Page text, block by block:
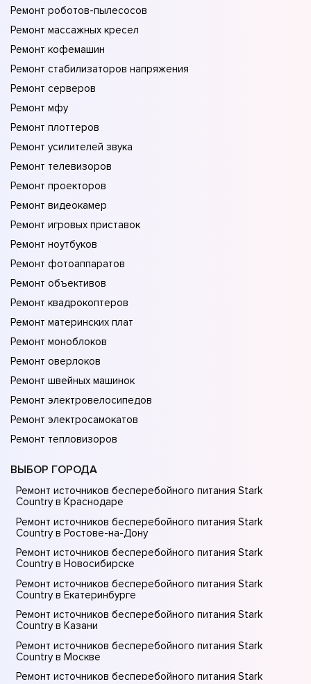
Ремонт роботов-пылесосов
Ремонт массажных кресел
Ремонт кофемашин
Ремонт стабилизаторов напряжения
Ремонт серверов
Ремонт мфу
Ремонт плоттеров
Ремонт усилителей звука
Ремонт телевизоров
Ремонт проекторов
Ремонт видеокамер
Ремонт игровых приставок
Ремонт ноутбуков
Ремонт фотоаппаратов
Ремонт объективов
Ремонт квадрокоптеров
Ремонт материнских плат
Ремонт моноблоков
Ремонт оверлоков
Ремонт швейных машинок
Ремонт электровелосипедов
Ремонт электросамокатов
Ремонт тепловизоров
ВЫБОР ГОРОДА
Ремонт источников бесперебойного питания Stark
Country в Краснодаре
Ремонт источников бесперебойного питания Stark
Country в Ростове-на-Донy
Ремонт источников бесперебойного питания Stark
Country в Новосибирске
Ремонт источников бесперебойного питания Stark
Country в Екатеринбурге
Ремонт источников бесперебойного питания Stark
Country в Казани
Ремонт источников бесперебойного питания Stark
Country в Москве
Ремонт источников бесперебойного питания Stark